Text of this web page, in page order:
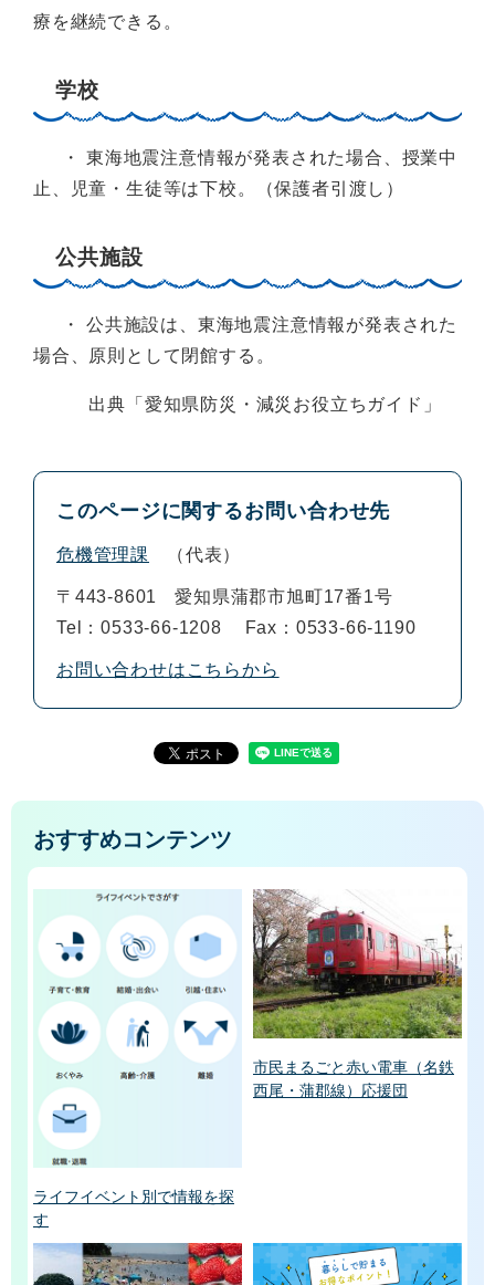
療を継続できる。
学校
・ 東海地震注意情報が発表された場合、授業中
止、児童・生徒等は下校。（保護者引渡し）
公共施設
・ 公共施設は、東海地震注意情報が発表された
場合、原則として閉館する。
出典「愛知県防災・減災お役立ちガイド」
このページに関するお問い合わせ先
危機管理課 代表
〒443-8601
愛知県蒲郡市旭町17番1号
Tel：0533-66-1208
Fax：0533-66-1190
お問い合わせはこちらから
おすすめコンテンツ
ライフイベント別で情報を探
す
市民まるごと赤い電車（名鉄
西尾・蒲郡線）応援団